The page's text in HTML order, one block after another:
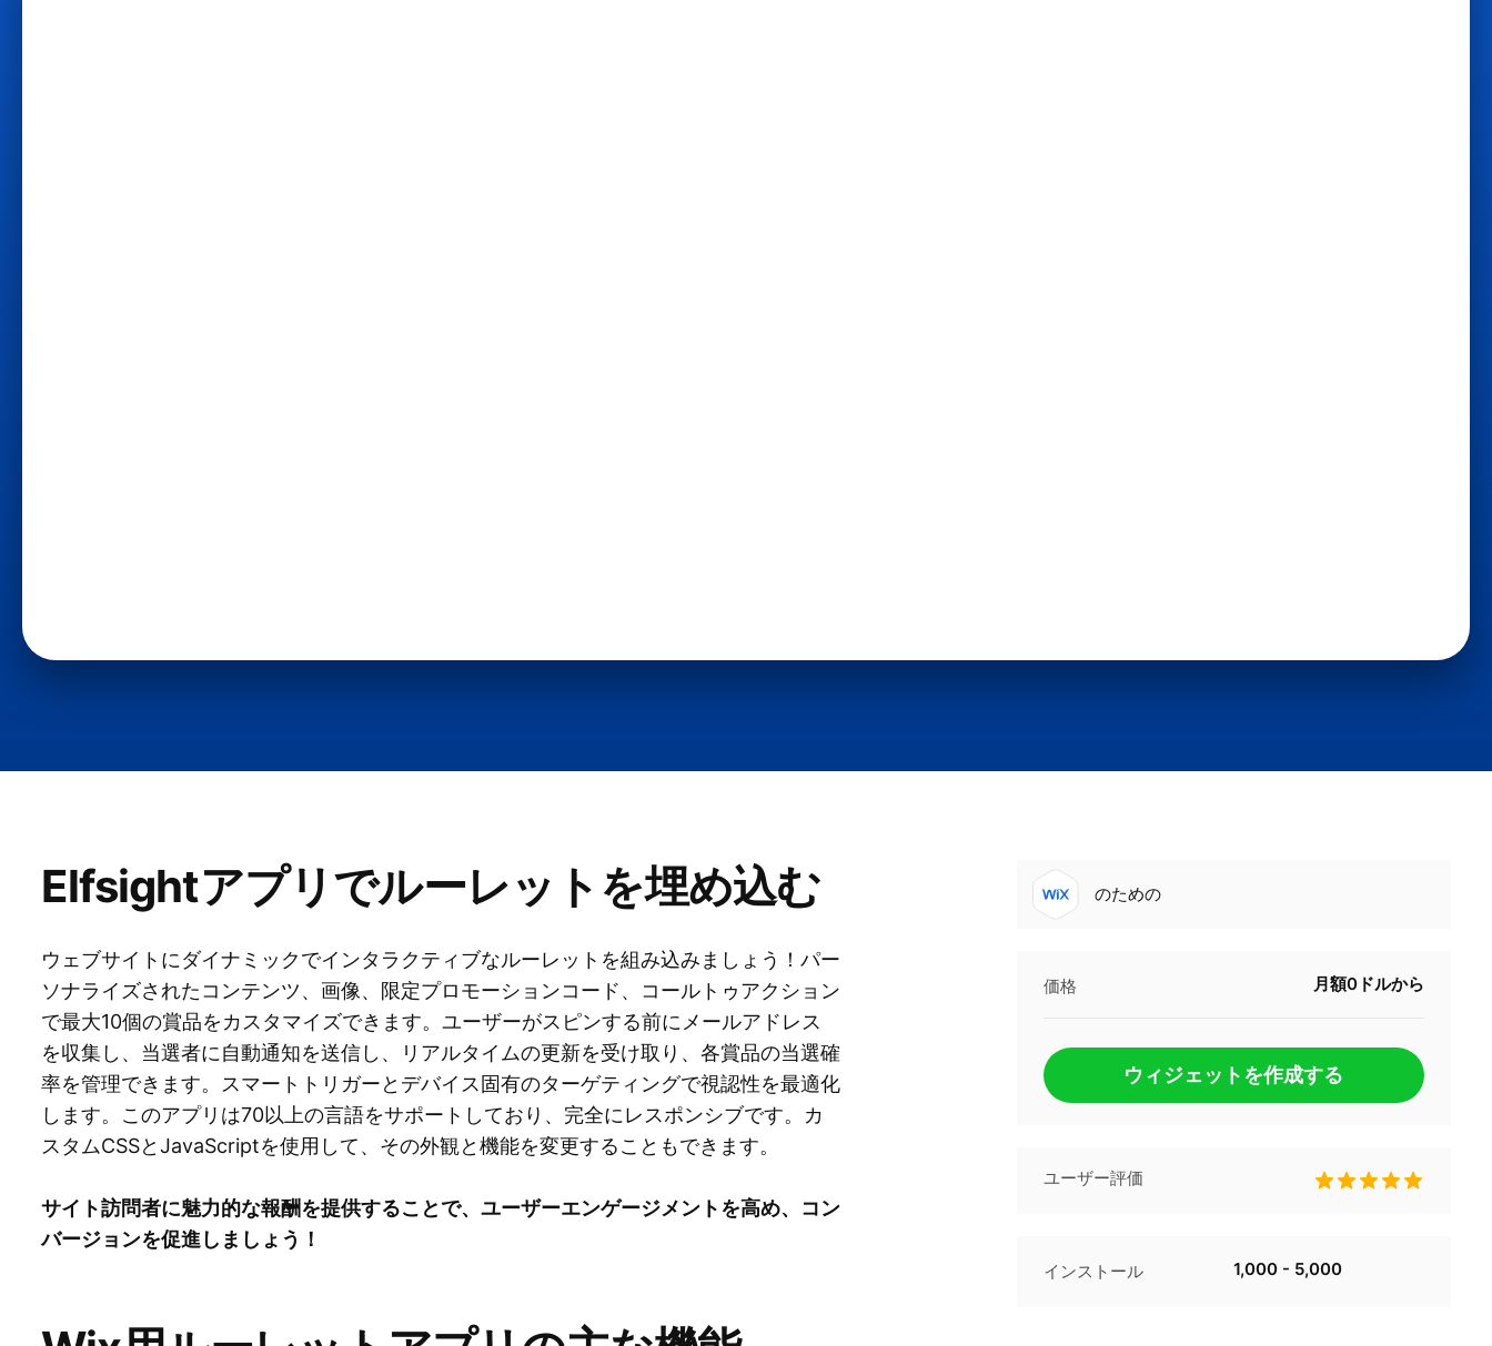
Elfsightアプリでルーレットを埋め込む
ウェブサイトにダイナミックでインタラクティブなルーレットを組み込みましょう！パー
ソナライズされたコンテンツ、画像、限定プロモーションコード、コールトゥアクション
で最大10個の賞品をカスタマイズできます。ユーザーがスピンする前にメールアドレス
を収集し、当選者に自動通知を送信し、リアルタイムの更新を受け取り、各賞品の当選確
率を管理できます。スマートトリガーとデバイス固有のターゲティングで視認性を最適化
します。このアプリは70以上の言語をサポートしており、完全にレスポンシブです。カ
スタムCSSとJavaScriptを使用して、その外観と機能を変更することもできます。
サイト訪問者に魅力的な報酬を提供することで、ユーザーエンゲージメントを高め、コン
バージョンを促進しましょう！
のための
価格 月額0ドルから
ウィジェットを作成する
ユーザー評価
インストール 1,000 - 5,000